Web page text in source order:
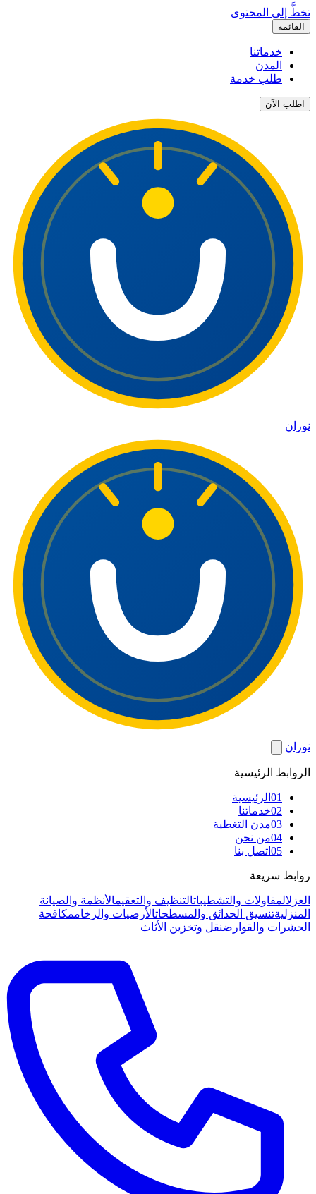
تخطَّ إلى المحتوى
القائمة
خدماتنا
المدن
طلب خدمة
اطلب الآن
نوران
نوران
الروابط الرئيسية
01 الرئيسية
02خدماتنا
03مدن التغطية
04من نحن
05 اتصل بنا
روابط سريعة
العزلالمقاولات والتشطيباتالتنظيف والتعقيمالأنظمة والصيانة
المنزليةتنسيق الحدائق والمسطحاتالأرضيات والرخاممكافحة
الحشرات والقوارضنقل وتخزين الأثاث